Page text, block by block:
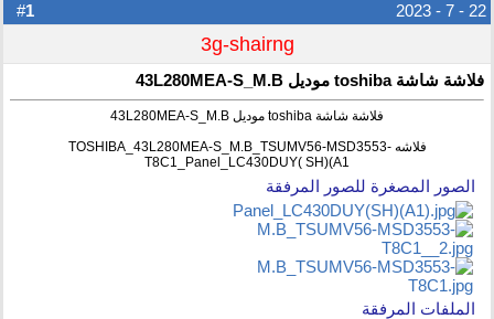
1 22 - 7 - 2023
3g-shairng
فلاشة شاشة toshiba موديل 43L280MEA-S_M.B
فلاشة شاشة toshiba موديل 43L280MEA-S_M.B
فلاشه TOSHIBA_43L280MEA-S_M.B_TSUMV56-MSD3553-
T8C1_Panel_LC430DUY( SH)(A1
الصور المصغرة للصور المرفقة
الملفات المرفقة